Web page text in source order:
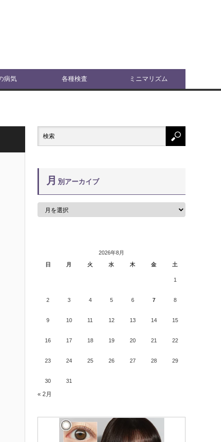
病気 各種検査 ミニマリズム
月 別アーカイブ
2026年8月
日
月 火 水 木 金 土
1
2 3 4 5 6 7 8
9 10 11 12 13 14 15
16 17 18 19 20 21 22
23 24 25 26 27 28 29
30 31
« 2月